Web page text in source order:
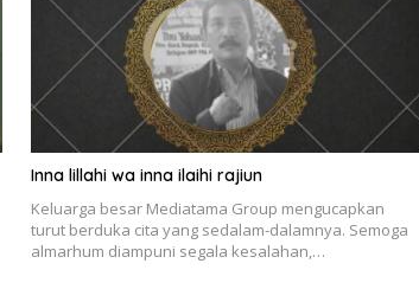
Inna lillahi wa inna ilaihi rajiun
Keluarga besar Mediatama Group mengucapkan
turut berduka cita yang sedalam-dalamnya. Semoga
almarhum diampuni segala kesalahan,…